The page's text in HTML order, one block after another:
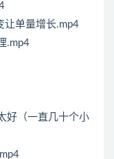
让单量增长.mp4
.mp4
好（一直几十个小